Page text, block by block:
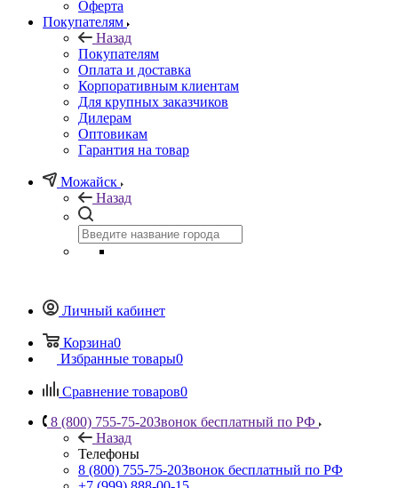
Оферта
Покупателям
Назад
Покупателям
Оплата и доставка
Корпоративным клиентам
Для крупных заказчиков
Дилерам
Оптовикам
Гарантия на товар
Можайск
Назад
Личный кабинет
Корзина0
Избранные товары0
Сравнение товаров0
8 (800) 755-75-20Звонок бесплатный по РФ
Назад
Телефоны
8 (800) 755-75-20Звонок бесплатный по РФ